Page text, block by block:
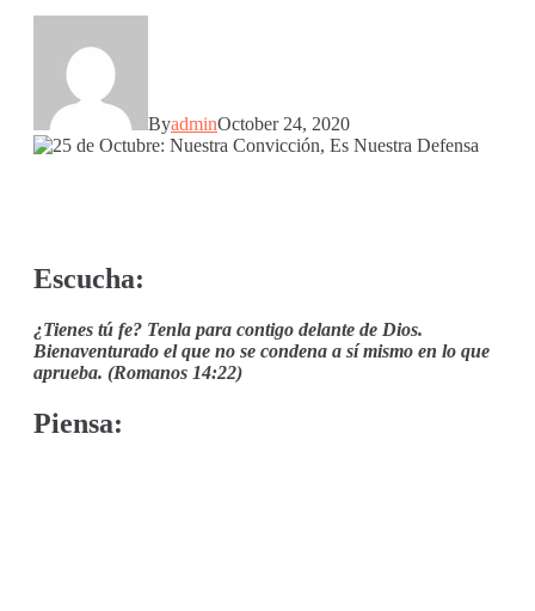
ByadminOctober 24, 2020
Escucha:
¿Tienes tú fe? Tenla para contigo delante de Dios.
Bienaventurado el que no se condena a sí mismo en lo que
aprueba. (Romanos 14:22)
Piensa: